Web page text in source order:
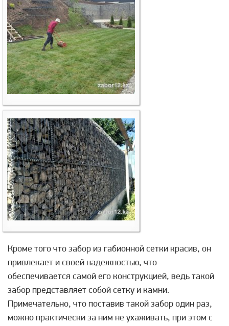
Кроме того что забор из габионной сетки красив, он
привлекает и своей надежностью, что
обеспечивается самой его конструкцией, ведь такой
забор представляет собой сетку и камни.
Примечательно, что поставив такой забор один раз,
можно практически за ним не ухаживать, при этом с